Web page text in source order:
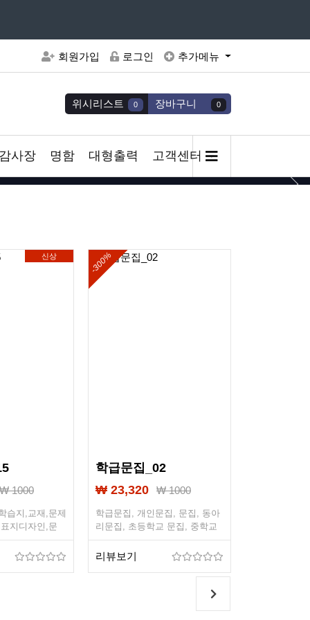
요
회원가입 로그인 추가메뉴
위시리스트 0 장바구니 0
감사장 명함 대형출력 고객센터
신상
₩ 1000
습지,교재,문제
지디자인,문
문학,고등학교
,학원교재,국어
-300%
학급문집_02
₩ 23,320
₩ 1000
학급문집, 개인문집, 문집, 동아
리문집, 초등학교 문집, 중학교
문집, 고등학교 문집, 자서전, 수
필, 출력, 제본, 책자제작
리뷰보기